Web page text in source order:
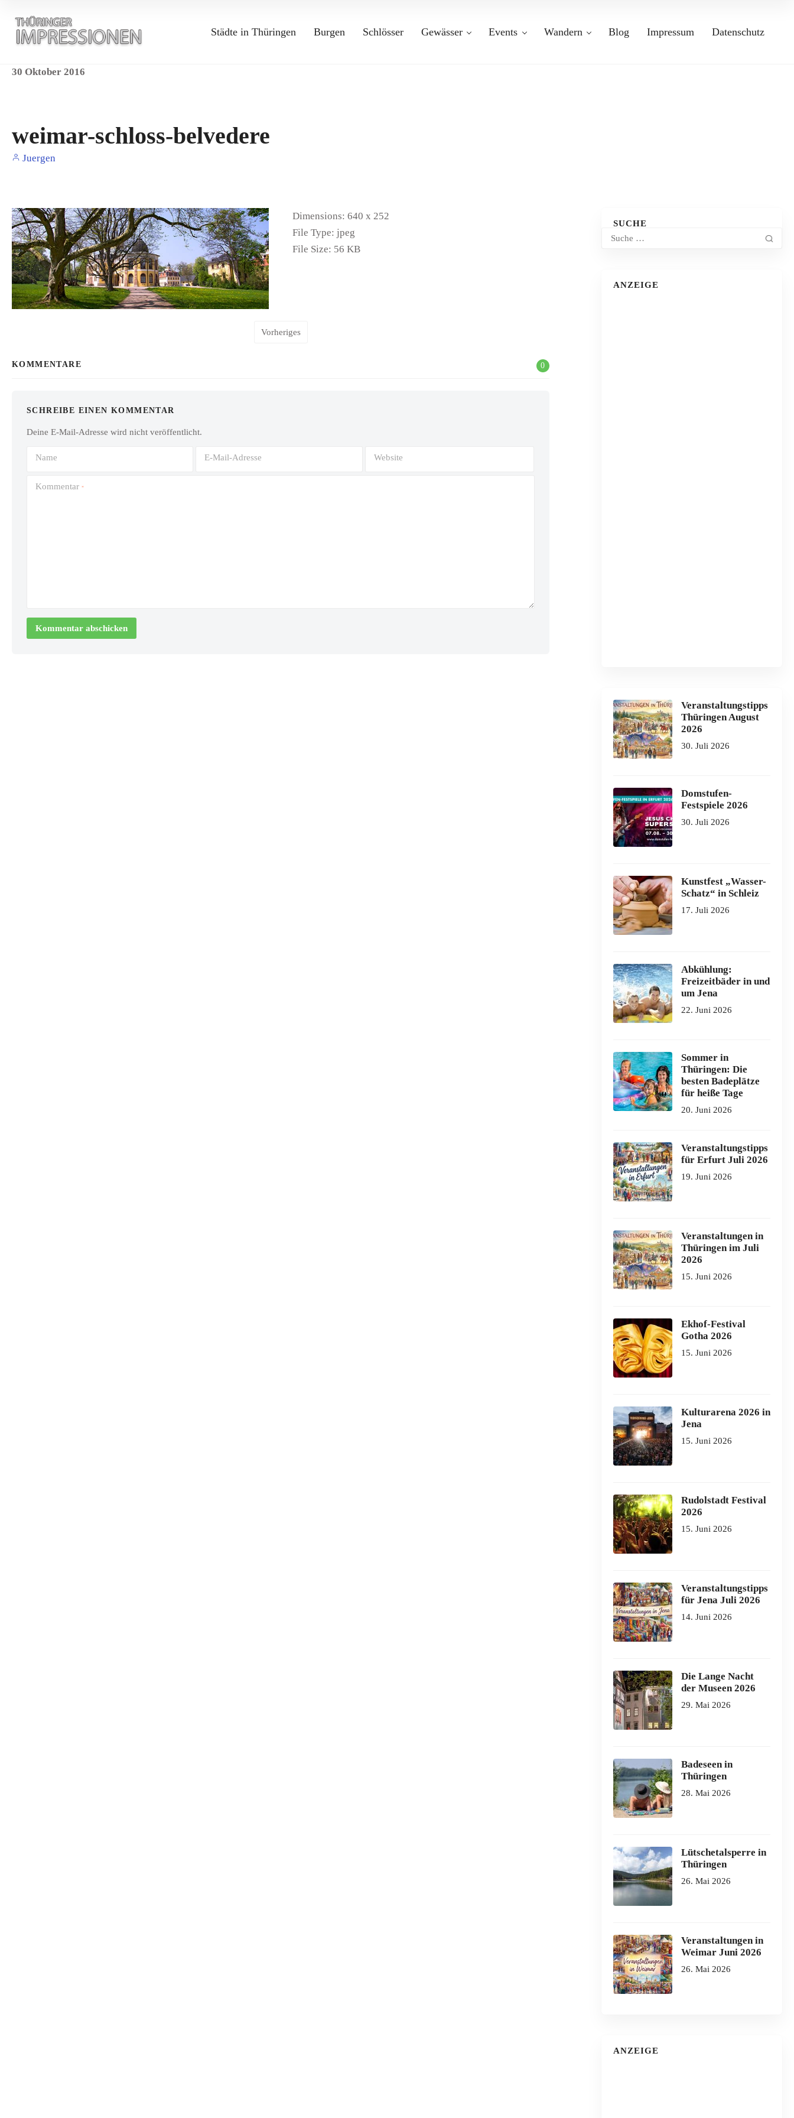
Städte in Thüringen Burgen Schlösser Gewässer Events Wandern Blog Impressum Datenschutz
30 Oktober 2016
weimar-schloss-belvedere
Juergen
Dimensions: 640 x 252
File Type: jpeg
File Size: 56 KB
Vorheriges
KOMMENTARE 0
SCHREIBE EINEN KOMMENTAR
Deine E-Mail-Adresse wird nicht veröffentlicht.
Name E-Mail-Adresse Website
Kommentar *
SUCHE
ANZEIGE
Veranstaltungstipps
Thüringen August
2026
30. Juli 2026
Domstufen-
Festspiele 2026
30. Juli 2026
Kunstfest „Wasser-
Schatz“ in Schleiz
17. Juli 2026
Abkühlung:
Freizeitbäder in und
um Jena
22. Juni 2026
Sommer in
Thüringen: Die
besten Badeplätze
für heiße Tage
20. Juni 2026
Veranstaltungstipps
für Erfurt Juli 2026
19. Juni 2026
Veranstaltungen in
Thüringen im Juli
2026
15. Juni 2026
Ekhof-Festival
Gotha 2026
15. Juni 2026
Kulturarena 2026 in
Jena
15. Juni 2026
Rudolstadt Festival
2026
15. Juni 2026
Veranstaltungstipps
für Jena Juli 2026
14. Juni 2026
Die Lange Nacht
der Museen 2026
29. Mai 2026
Badeseen in
Thüringen
28. Mai 2026
Lütschetalsperre in
Thüringen
26. Mai 2026
Veranstaltungen in
Weimar Juni 2026
26. Mai 2026
ANZEIGE